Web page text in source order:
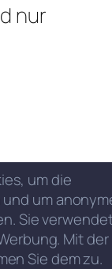
nur
um die
um
Sie
Mit der
Sie dem zu.